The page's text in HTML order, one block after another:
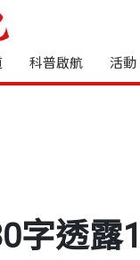
科普啟航 活動
字透露